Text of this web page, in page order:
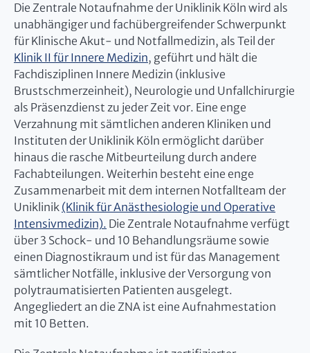
Die Zentrale Notaufnahme der Uniklinik Köln wird als
unabhängiger und fachübergreifender Schwerpunkt
für Klinische Akut- und Notfallmedizin, als Teil der
Klinik II für Innere Medizin, geführt und hält die
Fachdisziplinen Innere Medizin (inklusive
Brustschmerzeinheit), Neurologie und Unfallchirurgie
als Präsenzdienst zu jeder Zeit vor. Eine enge
Verzahnung mit sämtlichen anderen Kliniken und
Instituten der Uniklinik Köln ermöglicht darüber
hinaus die rasche Mitbeurteilung durch andere
Fachabteilungen. Weiterhin besteht eine enge
Zusammenarbeit mit dem internen Notfallteam der
Uniklinik (Klinik für Anästhesiologie und Operative
Intensivmedizin). Die Zentrale Notaufnahme verfügt
über 3 Schock- und 10 Behandlungsräume sowie
einen Diagnostikraum und ist für das Management
sämtlicher Notfälle, inklusive der Versorgung von
polytraumatisierten Patienten ausgelegt.
Angegliedert an die ZNA ist eine Aufnahmestation
mit 10 Betten.